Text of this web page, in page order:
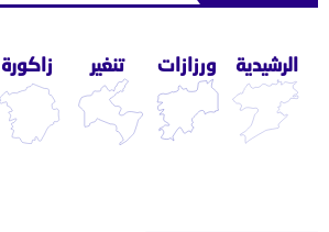
الرشيدية ورزازات تنغير زاكورة